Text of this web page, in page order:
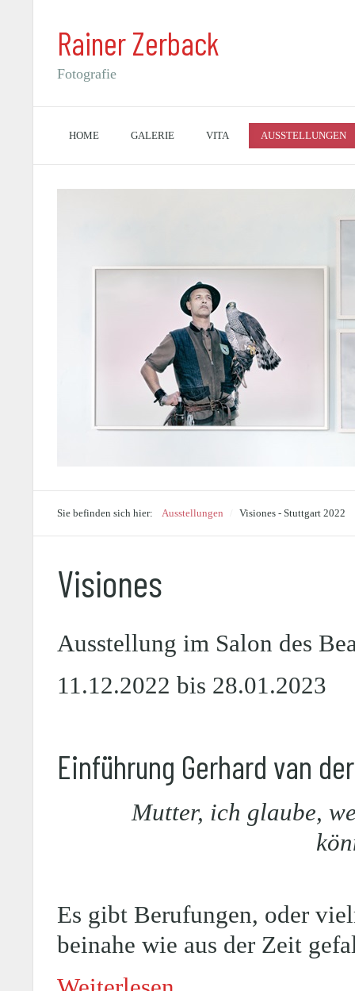
Rainer Zerback
Fotografie
HOME GALERIE VITA AUSSTELLUNGEN
Sie befinden sich hier: Ausstellungen Visiones - Stuttgart 2022
Visiones
Ausstellung im Salon des
11.12.2022 bis 28.01.2023
Einführung Gerhard van
Mutter, ich glaube,
Es gibt Berufungen, oder
beinahe wie aus der Zeit